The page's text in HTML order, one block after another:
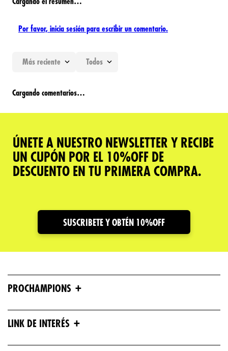
Cargando el resumen…
Por favor, inicia sesión para escribir un comentario.
Más reciente Todos
Cargando comentarios…
ÚNETE A NUESTRO NEWSLETTER Y RECIBE
UN CUPÓN POR EL 10%OFF DE
DESCUENTO EN TU PRIMERA COMPRA.
SUSCRIBETE Y OBTÉN 10%OFF
PROCHAMPIONS +
LINK DE INTERÉS +